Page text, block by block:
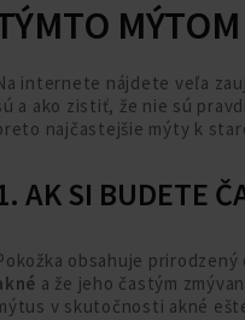
internete nájdete veľa
a ako zistiť, že nie sú
najčastejšie mýty k
AK SI BUDETE
obsahuje prirodzený
a že jeho častým
v skutočnosti akné